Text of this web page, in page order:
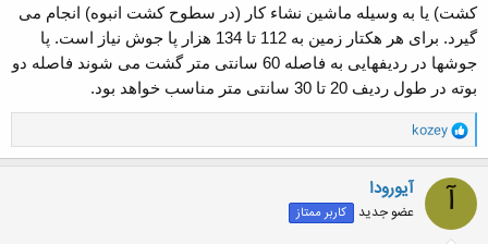
کشت) یا به وسیله ماشین نشاء کار (در سطوح کشت انبوه) انجام می
گیرد. برای هر هکتار زمین به 112 تا 134 هزار پا جوش نیاز است. پا
جوشها در ردیفهایی به فاصله 60 سانتی متر گشت می شوند فاصله دو
بوته در طول ردیف 20 تا 30 سانتی متر مناسب خواهد بود.
و
ا
ک
ن
ا
kozey
آ آیورودا
عضو جدید کاربر ممتاز